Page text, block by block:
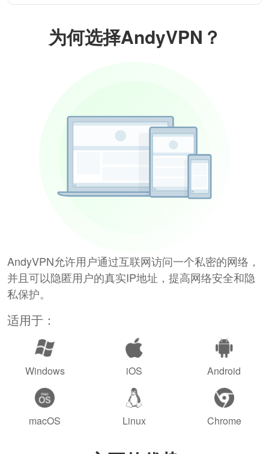
为何选择AndyVPN？
AndyVPN允许用户通过互联网访问一个私密的网络，
并且可以隐匿用户的真实IP地址，提高网络安全和隐
私保护。
适用于：
Windows iOS Android
macOS Linux Chrome